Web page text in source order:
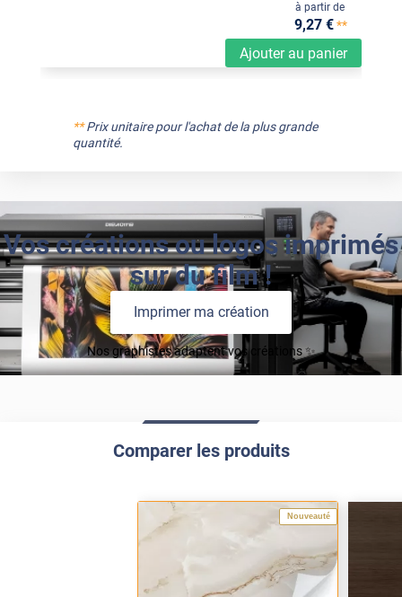
Ajouter au panier
à partir de
9,27 €**
**Prix unitaire pour l'achat de la plus grande
quantité.
Vos créations ou logos imprimés
sur du film !
Imprimer ma création
Nos graphistes adaptent vos créations ✨
Comparer les produits
Nouveauté